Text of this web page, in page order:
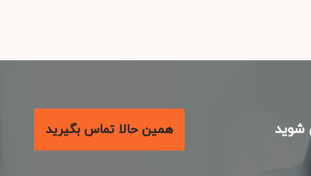
همین حالا تماس بگیرید